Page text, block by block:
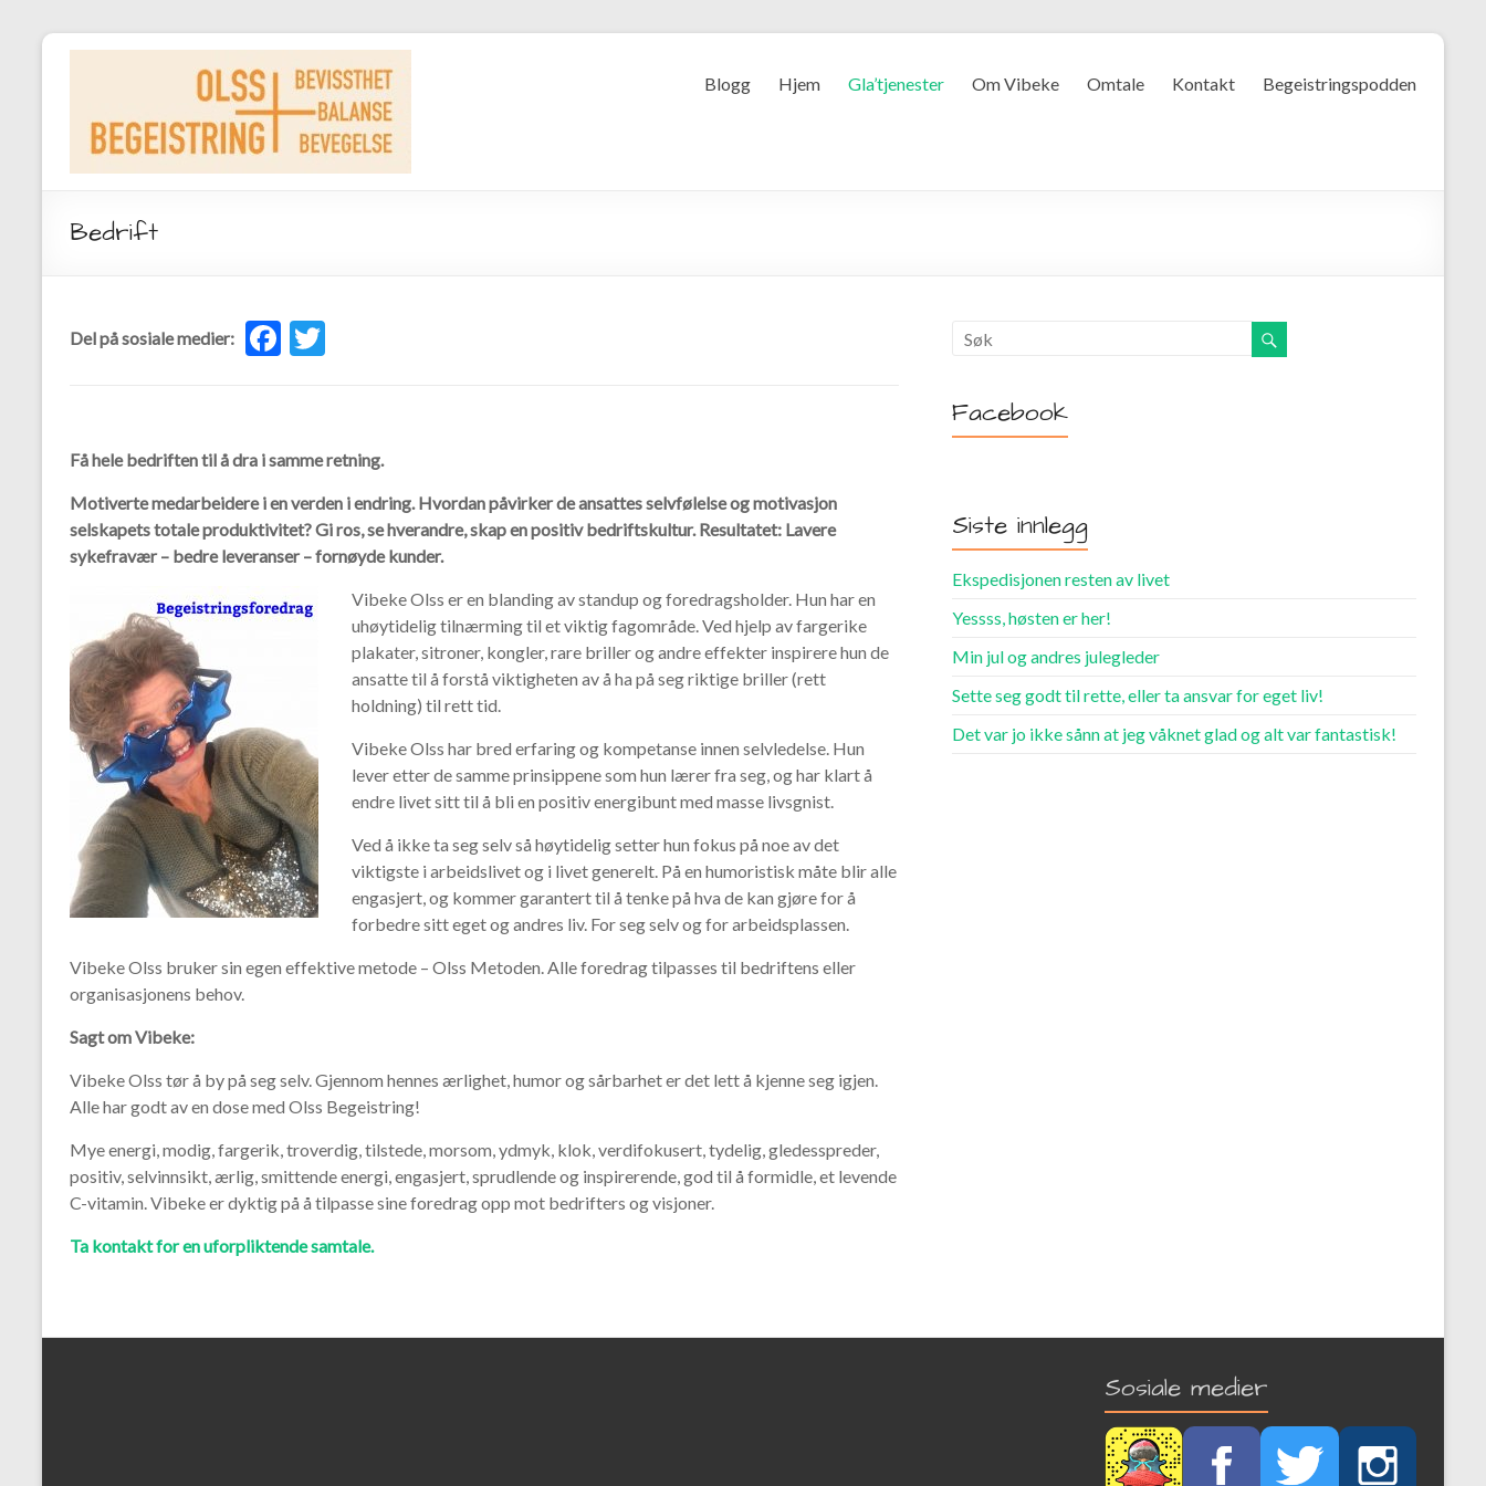
Blogg Hjem Gla’tjenester Om Vibeke Omtale Kontakt Begeistringspodden
Bedrift
Del på sosiale medier:
F
o
o
k
er
Få hele bedriften til å dra i samme retning.
Motiverte medarbeidere i en verden i endring. Hvordan påvirker de ansattes selvfølelse og motivasjon
selskapets totale produktivitet? Gi ros, se hverandre, skap en positiv bedriftskultur. Resultatet: Lavere
sykefravær – bedre leveranser – fornøyde kunder.
Vibeke Olss er en blanding av standup og foredragsholder. Hun har en
uhøytidelig tilnærming til et viktig fagområde. Ved hjelp av fargerike
plakater, sitroner, kongler, rare briller og andre effekter inspirere hun de
ansatte til å forstå viktigheten av å ha på seg riktige briller (rett
holdning) til rett tid.
Vibeke Olss har bred erfaring og kompetanse innen selvledelse. Hun
lever etter de samme prinsippene som hun lærer fra seg, og har klart å
endre livet sitt til å bli en positiv energibunt med masse livsgnist.
Ved å ikke ta seg selv så høytidelig setter hun fokus på noe av det
viktigste i arbeidslivet og i livet generelt. På en humoristisk måte blir alle
engasjert, og kommer garantert til å tenke på hva de kan gjøre for å
forbedre sitt eget og andres liv. For seg selv og for arbeidsplassen.
Vibeke Olss bruker sin egen effektive metode – Olss Metoden. Alle foredrag tilpasses til bedriftens eller
organisasjonens behov.
Sagt om Vibeke:
Vibeke Olss tør å by på seg selv. Gjennom hennes ærlighet, humor og sårbarhet er det lett å kjenne seg igjen.
Alle har godt av en dose med Olss Begeistring!
Mye energi, modig, fargerik, troverdig, tilstede, morsom, ydmyk, klok, verdifokusert, tydelig, gledesspreder,
positiv, selvinnsikt, ærlig, smittende energi, engasjert, sprudlende og inspirerende, god til å formidle, et levende
C-vitamin. Vibeke er dyktig på å tilpasse sine foredrag opp mot bedrifters og visjoner.
Ta kontakt for en uforpliktende samtale.
Facebook
Siste innlegg
Ekspedisjonen resten av livet
Yessss, høsten er her!
Min jul og andres julegleder
Sette seg godt til rette, eller ta ansvar for eget liv!
Det var jo ikke sånn at jeg våknet glad og alt var fantastisk!
Sosiale medier